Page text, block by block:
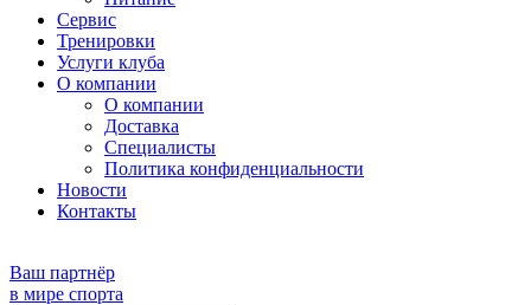
Сервис
Тренировки
Услуги клуба
О компании
О компании
Доставка
Специалисты
Политика конфиденциальности
Новости
Контакты
Ваш партнёр
в мире спорта